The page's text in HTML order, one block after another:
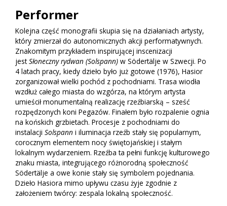
Performer
Kolejna część monografii skupia się na działaniach artysty,
który zmierzał do autonomicznych akcji performatywnych.
Znakomitym przykładem inspirującej inscenizacji
jestSłoneczny rydwan (Solspann) w Södertälje w Szwecji. Po
4 latach pracy, kiedy dzieło było już gotowe (1976), Hasior
zorganizował wielki pochód z pochodniami. Trasa wiodła
wzdłuż całego miasta do wzgórza, na którym artysta
umieścił monumentalną realizację rzeźbiarską – sześć
rozpędzonych koni Pegazów. Finałem było rozpalenie ognia
na końskich grzbietach. Procesje z pochodniami do
instalacji Solspann i iluminacja rzeźb stały się popularnym,
corocznym elementem nocy świętojańskiej i stałym
lokalnym wydarzeniem. Rzeźba ta pełni funkcję kulturowego
znaku miasta, integrującego różnorodną społeczność
Södertälje a owe konie stały się symbolem pojednania.
Dzieło Hasiora mimo upływu czasu żyje zgodnie z
założeniem twórcy: zespala lokalną społeczność.